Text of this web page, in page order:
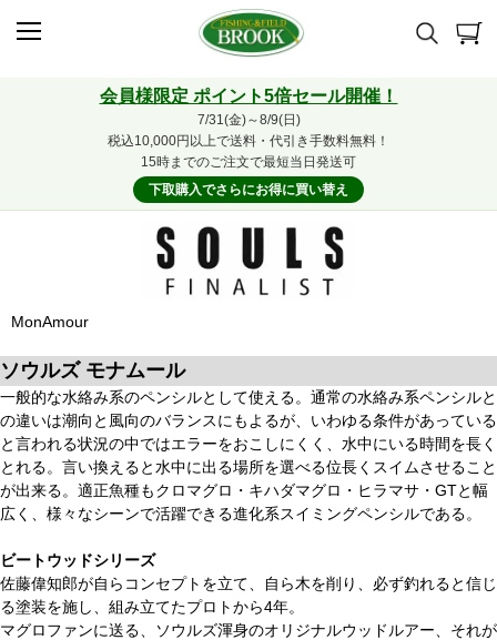
会員様限定 ポイント5倍セール開催！
7/31(金)～8/9(日)
税込10,000円以上で送料・代引き手数料無料！
15時までのご注文で最短当日発送可
下取購入でさらにお得に買い替え
MonAmour
ソウルズ モナムール
一般的な水絡み系のペンシルとして使える。通常の水絡み系ペンシルと
の違いは潮向と風向のバランスにもよるが、いわゆる条件があっている
と言われる状況の中ではエラーをおこしにくく、水中にいる時間を長く
とれる。言い換えると水中に出る場所を選べる位長くスイムさせること
が出来る。適正魚種もクロマグロ・キハダマグロ・ヒラマサ・GTと幅
広く、様々なシーンで活躍できる進化系スイミングペンシルである。
ビートウッドシリーズ
佐藤偉知郎が自らコンセプトを立て、自ら木を削り、必ず釣れると信じ
る塗装を施し、組み立てたプロトから4年。
マグロファンに送る、ソウルズ渾身のオリジナルウッドルアー、それが